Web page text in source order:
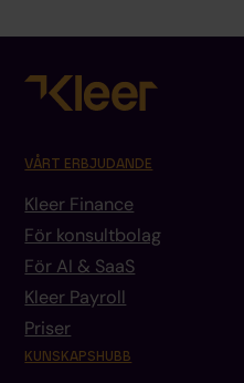
VÅRT ERBJUDANDE
Kleer Finance
För konsultbolag
För AI & SaaS
Kleer Payroll
Priser
KUNSKAPSHUBB